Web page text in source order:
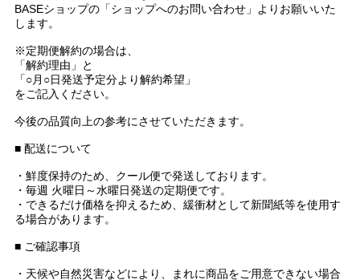
BASEショップの「ショップへのお問い合わせ」よりお願いいた
します。
※定期便解約の場合は、
「解約理由」と
「○月○日発送予定分より解約希望」
をご記入ください。
今後の品質向上の参考にさせていただきます。
■ 配送について
・鮮度保持のため、クール便で発送しております。
・毎週 火曜日～水曜日発送の定期便です。
・できるだけ価格を抑えるため、緩衝材として新聞紙等を使用す
る場合があります。
■ ご確認事項
・天候や自然災害などにより、まれに商品をご用意できない場合